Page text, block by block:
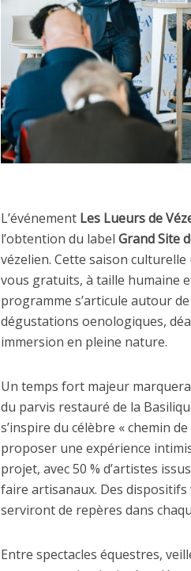
L’événement Les Lueurs de
l’obtention du label Grand Site
vézelien. Cette saison
vous gratuits, à taille humaine
programme s’articule autour
dégustations oenologiques,
immersion en pleine nature.
Un temps fort majeur
du parvis restauré de la
s’inspire du célèbre « chemin
proposer une expérience
projet, avec 50 % d’artistes
faire artisanaux. Des
serviront de repères dans
Entre spectacles équestres,